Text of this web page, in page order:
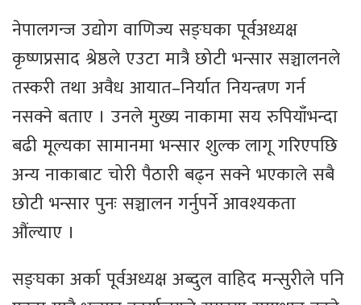
नेपालगन्ज उद्योग वाणिज्य सङ्घका पूर्वअध्यक्ष
कृष्णप्रसाद श्रेष्ठले एउटा मात्रै छोटी भन्सार सञ्चालनले
तस्करी तथा अवैध आयात–निर्यात नियन्त्रण गर्न
नसक्ने बताए । उनले मुख्य नाकामा सय रुपियाँभन्दा
बढी मूल्यका सामानमा भन्सार शुल्क लागू गरिएपछि
अन्य नाकाबाट चोरी पैठारी बढ्न सक्ने भएकाले सबै
छोटी भन्सार पुनः सञ्चालन गर्नुपर्ने आवश्यकता
औंल्याए ।
सङ्घका अर्का पूर्वअध्यक्ष अब्दुल वाहिद मन्सुरीले पनि